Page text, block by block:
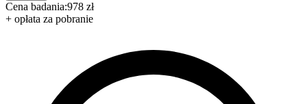
Cena badania:978 zł
+ opłata za pobranie